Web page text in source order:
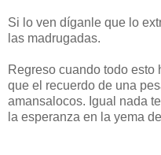
Si lo ven díganle que lo
las madrugadas.
Regreso cuando todo esto
que el recuerdo de una
amansalocos. Igual nada
la esperanza en la yema